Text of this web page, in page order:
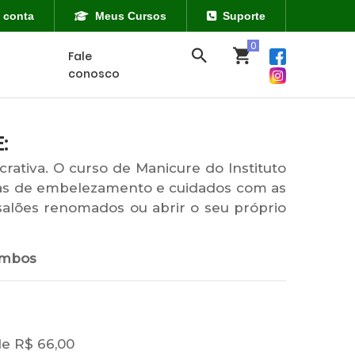
conta Meus Cursos Suporte
Fale
conosco
O curso de Manicure do Instituto
de embelezamento e cuidados com as
renomados ou abrir o seu próprio
R$ 66,00